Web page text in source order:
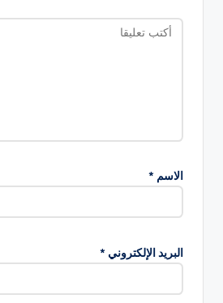
الاسم *
البريد الإلكتروني *